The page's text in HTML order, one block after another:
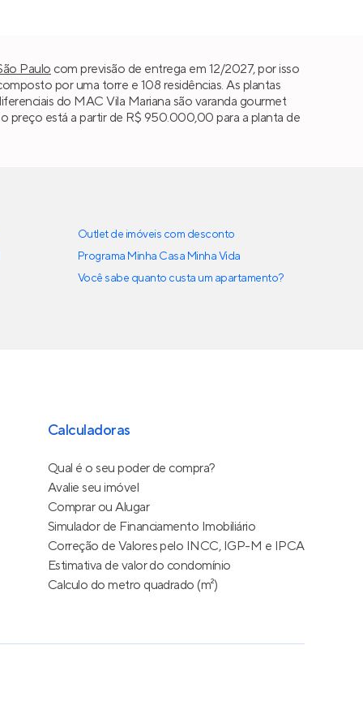
Paulo com previsão de entrega em 12/2027, por isso
por uma torre e 108 residências. As plantas
do MAC Vila Mariana são varanda gourmet
preço está a partir de R$ 950.000,00 para a planta de
Outlet de imóveis com desconto
Programa Minha Casa Minha Vida
Você sabe quanto custa um apartamento?
Calculadoras
Qual é o seu poder de compra?
Avalie seu imóvel
Comprar ou Alugar
Simulador de Financiamento Imobiliário
Correção de Valores pelo INCC, IGP-M e IPCA
Estimativa de valor do condomínio
Calculo do metro quadrado (m²)